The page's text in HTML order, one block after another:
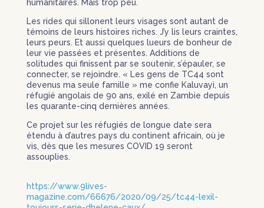
humanitaires. Mais trop peu.
Les rides qui sillonent leurs visages sont autant de
témoins de leurs histoires riches. J’y lis leurs craintes,
leurs peurs. Et aussi quelques lueurs de bonheur de
leur vie passées et présentes. Additions de
solitudes qui finissent par se soutenir, s’épauler, se
connecter, se rejoindre. « Les gens de TC44 sont
devenus ma seule famille » me confie Kaluvayi, un
réfugié angolais de 90 ans, exilé en Zambie depuis
les quarante-cinq dernières années.
Ce projet sur les réfugiés de longue date sera
étendu à d’autres pays du continent africain, où je
vis, dès que les mesures COVID 19 seront
assouplies.
https://www.9lives-
magazine.com/66676/2020/09/25/tc44-lexil-